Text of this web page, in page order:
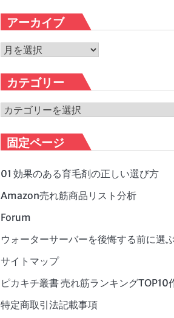
アーカイブ
ア
カ
イ
ブ
カテゴリー
カ
ゴ
リ
ー
固定ページ
01 効果のある育毛剤の正しい選び方
Amazon売れ筋商品リスト分析
Forum
ウォーターサーバーを後悔する前に選
サイトマップ
ピカキチ叢書 売れ筋ランキングTOP10
特定商取引法記載事項